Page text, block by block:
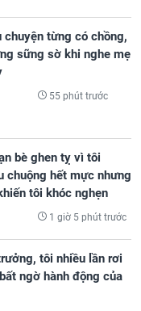
chuyện từng có chồng,
sững sờ khi nghe mẹ
55 phút trước
bè ghen tỵ vì tôi
chuộng hết mực nhưng
tôi khóc nghẹn
1 giờ 5 phút trước
tôi nhiều lần rơi
ngờ hành động của